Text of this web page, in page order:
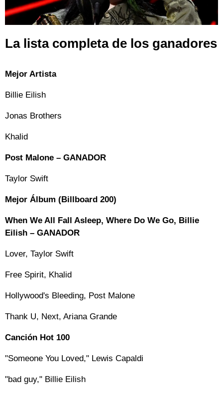
La lista completa de los ganadores
Mejor Artista
Billie Eilish
Jonas Brothers
Khalid
Post Malone – GANADOR
Taylor Swift
Mejor Álbum (Billboard 200)
When We All Fall Asleep, Where Do We Go, Billie
Eilish – GANADOR
Lover, Taylor Swift
Free Spirit, Khalid
Hollywood's Bleeding, Post Malone
Thank U, Next, Ariana Grande
Canción Hot 100
"Someone You Loved," Lewis Capaldi
"bad guy," Billie Eilish